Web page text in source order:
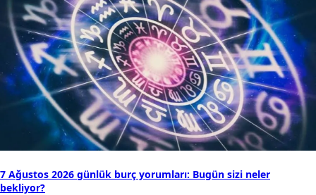
7 Ağustos 2026 günlük burç yorumları: Bugün sizi neler
bekliyor?